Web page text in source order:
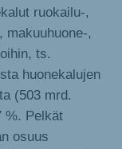
ruokailu-,
makuuhuone-,
ts.
huonekalujen
(503 mrd.
%. Pelkät
osuus